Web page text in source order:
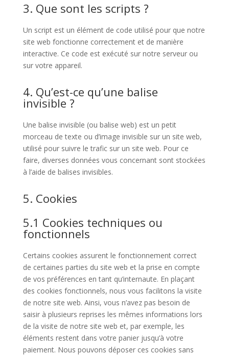
3. Que sont les scripts ?
Un script est un élément de code utilisé pour que notre
site web fonctionne correctement et de manière
interactive. Ce code est exécuté sur notre serveur ou
sur votre appareil.
4. Qu’est-ce qu’une balise
invisible ?
Une balise invisible (ou balise web) est un petit
morceau de texte ou d’image invisible sur un site web,
utilisé pour suivre le trafic sur un site web. Pour ce
faire, diverses données vous concernant sont stockées
à l’aide de balises invisibles.
5. Cookies
5.1 Cookies techniques ou
fonctionnels
Certains cookies assurent le fonctionnement correct
de certaines parties du site web et la prise en compte
de vos préférences en tant qu’internaute. En plaçant
des cookies fonctionnels, nous vous facilitons la visite
de notre site web. Ainsi, vous n’avez pas besoin de
saisir à plusieurs reprises les mêmes informations lors
de la visite de notre site web et, par exemple, les
éléments restent dans votre panier jusqu’à votre
paiement. Nous pouvons déposer ces cookies sans